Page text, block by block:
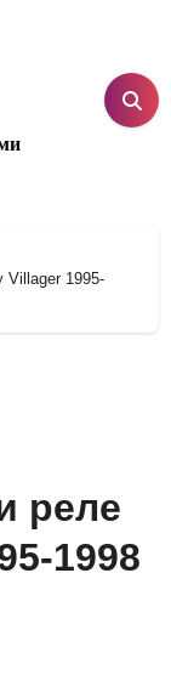
Villager 1995-
реле
1998